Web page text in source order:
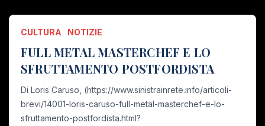
CULTURA NOTIZIE
FULL METAL MASTERCHEF E LO
SFRUTTAMENTO POSTFORDISTA
Di Loris Caruso, (https://www.sinistrainrete.info/articoli-
brevi/14001-loris-caruso-full-metal-masterchef-e-lo-
sfruttamento-postfordista.html?